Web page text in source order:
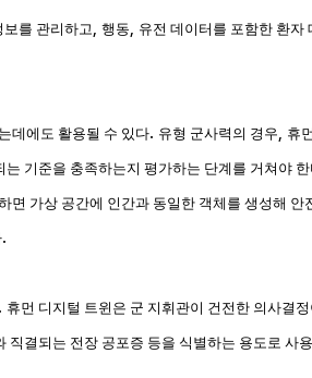
보를 관리하고, 행동, 유전 데이터를 포함한 환자
데에도 활용될 수 있다. 유형 군사력의 경우, 휴
는 기준을 충족하는지 평가하는 단계를 거쳐야
면 가상 공간에 인간과 동일한 객체를 생성해
.
. 휴먼 디지털 트윈은 군 지휘관이 건전한 의사결
직결되는 전장 공포증 등을 식별하는 용도로 사